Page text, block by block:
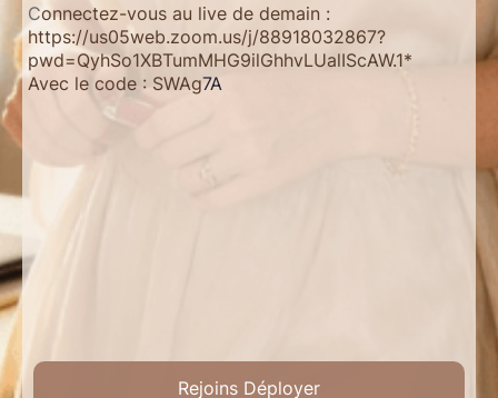
Connectez-vous au live de demain :
https://us05web.zoom.us/j/88918032867?
pwd=QyhSo1XBTumMHG9ilGhhvLUalIScAW.1*
Avec le code : SWAg7A
Rejoins Déployer